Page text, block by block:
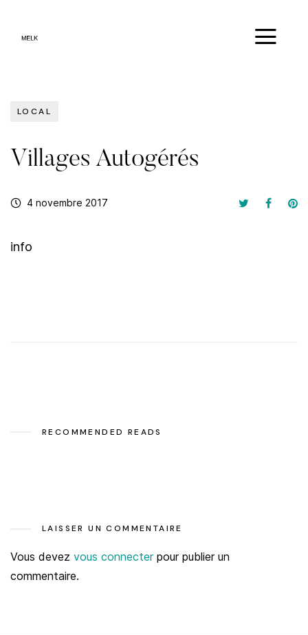
LOCAL
Villages Autogérés
4 novembre 2017
info
RECOMMENDED READS
LAISSER UN COMMENTAIRE
Vous devez vous connecterpour publier un
commentaire.